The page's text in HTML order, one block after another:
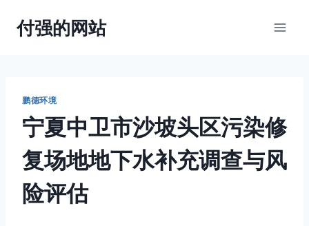
付强的网站
鹏德环境
宁夏中卫市沙坡头区污染修
复场地地下水补充调查与风
险评估